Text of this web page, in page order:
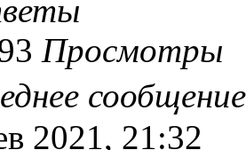
Просмотры
2021, 21:32